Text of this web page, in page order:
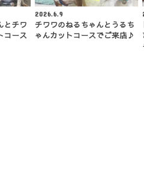
とチワ
コース
2026.6.9
チワワのねるちゃんとうるち
ゃんカットコースでご来店♪